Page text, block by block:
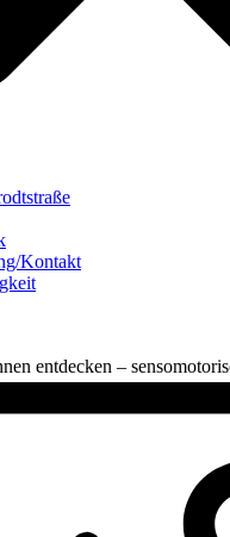
Kontakt